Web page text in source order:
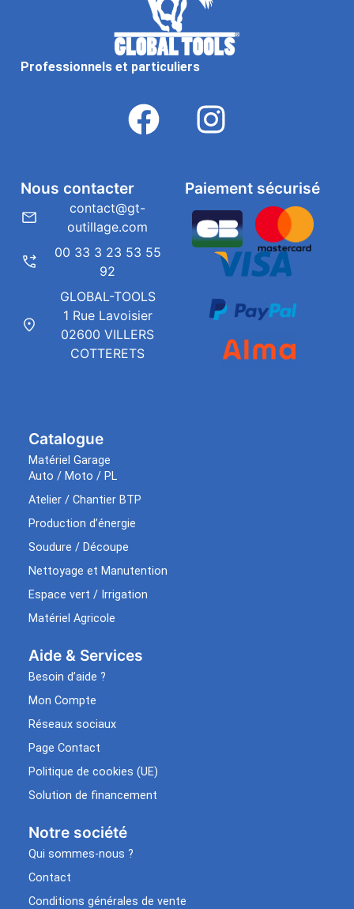
Professionnels et particuliers
Catalogue
Matériel Garage
Auto / Moto / PL
Atelier / Chantier BTP
Production d’énergie
Soudure / Découpe
Nettoyage et Manutention
Espace vert / Irrigation
Matériel Agricole
Aide & Services​
Besoin d’aide ?
Mon Compte
Réseaux sociaux
Page Contact
Politique de cookies (UE)
Solution de financement
Notre société
Qui sommes-nous ?
Contact
Conditions générales de vente
Paiement sécurisé
Nous contacter
contact@gt-
outillage.com
00 33 3 23 53 55
92
GLOBAL-TOOLS
1 Rue Lavoisier
02600 VILLERS
COTTERETS